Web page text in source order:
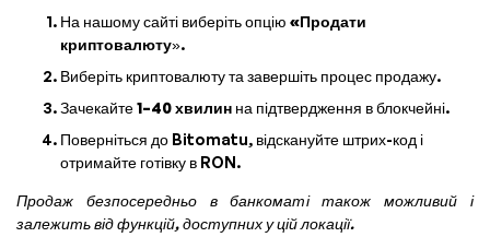
На нашому сайті виберіть опцію «Продати
криптовалюту».
Виберіть криптовалюту та завершіть процес продажу.
Зачекайте1–40 хвилин на підтвердження в блокчейні.
Поверніться до Bitomatu, відскануйте штрих-код і
отримайте готівку в RON.
Продаж безпосередньо в банкоматі також можливий і
залежить від функцій, доступних у цій локації.